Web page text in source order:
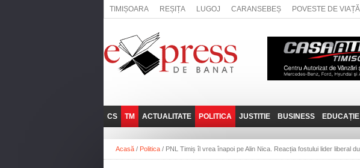
TIMIȘOARA REȘIȚA LUGOJ CARANSEBEȘ POVESTE DE VIAȚĂ
CS
REȘIȚA
CARANSEBEȘ
TM
LUGOJ
TIMIȘOARA
ACTUALITATE
ADMINISTRATIE
NAȚIONAL
POLITICA
EXPRESSLIVE
INTERVIURILE
JUSTITIE BUSINESS
JOB-URI
TEHNIT
EDUCAȚIE
Acasă / Politica / PNL Timiș îl vrea înapoi pe Alin Nica. Reacția fostului lider liberal